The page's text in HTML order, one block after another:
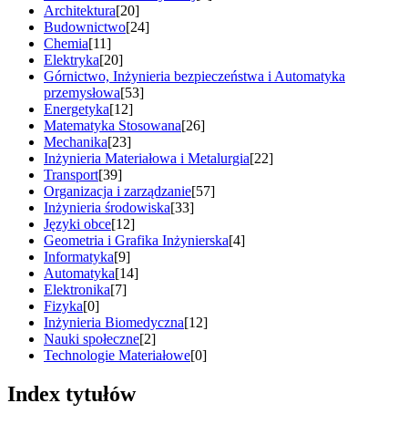
Architektura[20]
Budownictwo[24]
Chemia[11]
Elektryka[20]
Górnictwo, Inżynieria bezpieczeństwa i Automatyka
przemysłowa[53]
Energetyka[12]
Matematyka Stosowana[26]
Mechanika[23]
Inżynieria Materiałowa i Metalurgia[22]
Transport[39]
Organizacja i zarządzanie[57]
Inżynieria środowiska[33]
Języki obce[12]
Geometria i Grafika Inżynierska[4]
Informatyka[9]
Automatyka[14]
Elektronika[7]
Fizyka[0]
Inżynieria Biomedyczna[12]
Nauki społeczne[2]
Technologie Materiałowe[0]
Index tytułów